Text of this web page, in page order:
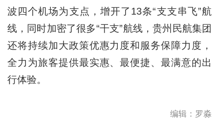
波四个机场为支点，增开了13条“支支串飞”航
线，同时加密了很多“干支”航线，贵州民航集团
还将持续加大政策优惠力度和服务保障力度，
全力为旅客提供最实惠、最便捷、最满意的出
行体验。
编辑：罗淼